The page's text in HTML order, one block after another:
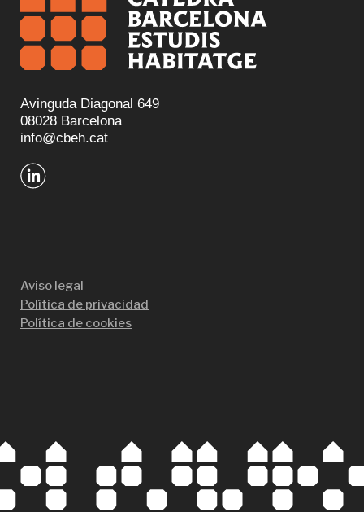
Avinguda Diagonal 649
08028 Barcelona
info@cbeh.cat
Aviso legal
Política de privacidad
Política de cookies